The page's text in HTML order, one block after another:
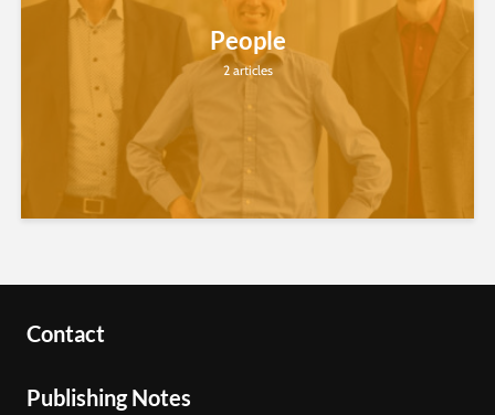
People
2 articles
Contact
Publishing Notes